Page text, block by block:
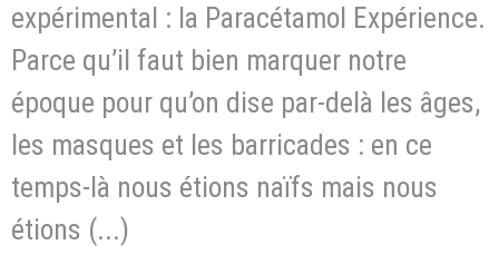
expérimental : la Paracétamol Expérience.
Parce qu’il faut bien marquer notre
époque pour qu’on dise par-delà les âges,
les masques et les barricades : en ce
temps-là nous étions naïfs mais nous
étions (...)